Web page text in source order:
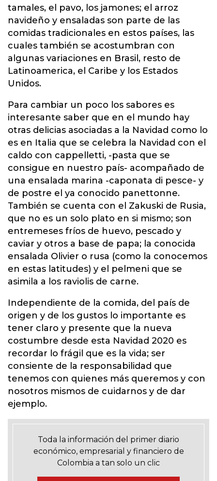
tamales, el pavo, los jamones; el arroz
navideño y ensaladas son parte de las
comidas tradicionales en estos países, las
cuales también se acostumbran con
algunas variaciones en Brasil, resto de
Latinoamerica, el Caribe y los Estados
Unidos.
Para cambiar un poco los sabores es
interesante saber que en el mundo hay
otras delicias asociadas a la Navidad como lo
es en Italia que se celebra la Navidad con el
caldo con cappelletti, -pasta que se
consigue en nuestro país- acompañado de
una ensalada marina -caponata di pesce- y
de postre el ya conocido panettonne.
También se cuenta con el Zakuski de Rusia,
que no es un solo plato en si mismo; son
entremeses fríos de huevo, pescado y
caviar y otros a base de papa; la conocida
ensalada Olivier o rusa (como la conocemos
en estas latitudes) y el pelmeni que se
asimila a los raviolis de carne.
Independiente de la comida, del país de
origen y de los gustos lo importante es
tener claro y presente que la nueva
costumbre desde esta Navidad 2020 es
recordar lo frágil que es la vida; ser
consiente de la responsabilidad que
tenemos con quienes más queremos y con
nosotros mismos de cuidarnos y de dar
ejemplo.
Toda la información del primer diario
económico, empresarial y financiero de
Colombia a tan solo un clic